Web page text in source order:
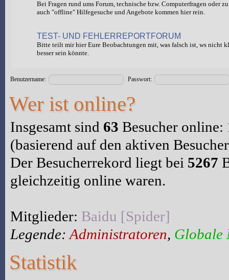
Bei Fragen rund ums Forum, technische bzw. Computerfragen oder
auch "offline" Hilfegesuche und Angebote kommen hier rein.
TEST- UND FEHLERREPORTFORUM
Bitte teilt mir hier Eure Beobachtungen mit, was falsch ist, ws nicht
besser sein könnte.
Benutzername: Passwort:
Wer ist online?
Insgesamt sind 63 Besucher online:
(basierend auf den aktiven
Der Besucherrekord liegt bei 5267
gleichzeitig online waren.
Mitglieder: Baidu [Spider]
Legende: Administratoren, Globale
Statistik